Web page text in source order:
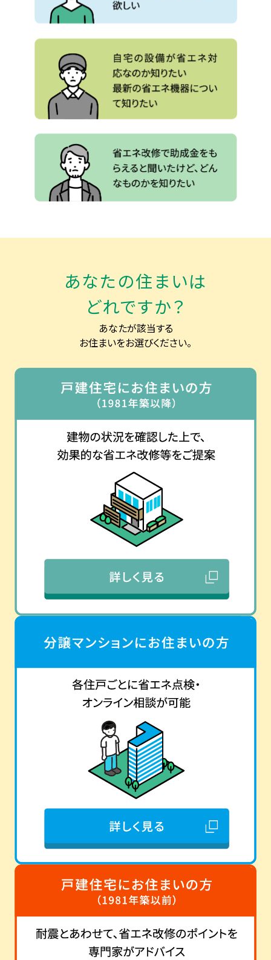
あなたの住まいは
どれですか？
あなたが該当する
お住まいをお選びください。